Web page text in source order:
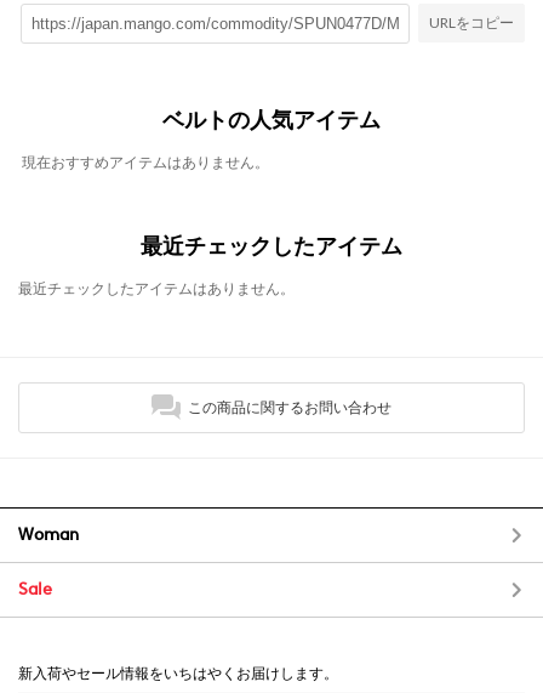
URLをコピー
ベルトの人気アイテム
現在おすすめアイテムはありません。
最近チェックしたアイテム
最近チェックしたアイテムはありません。
この商品に関するお問い合わせ
Woman
Sale
新入荷やセール情報をいちはやくお届けします。